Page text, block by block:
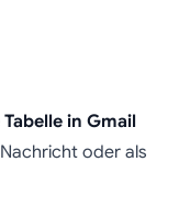
in Gmail
oder als